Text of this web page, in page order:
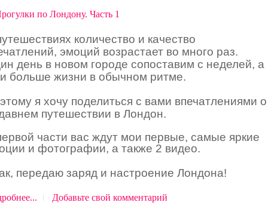
количество и качество
эмоций возрастает во много раз.
день в новом городе сопоставим с неделей, а
больше жизни в обычном ритме.
я хочу поделиться с вами впечатлениями о
путешествии в Лондон.
части вас ждут мои первые, самые яркие
и фотографии, а также 2 видео.
передаю заряд и настроение Лондона!
Добавьте свой комментарий